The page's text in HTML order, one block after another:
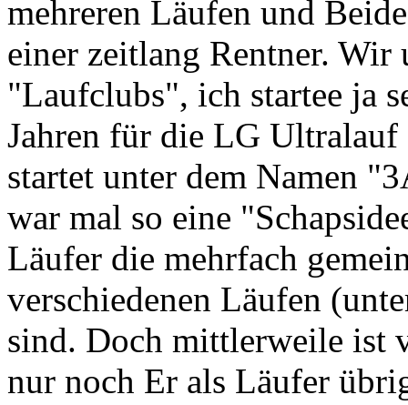
mehreren Läufen und
einer zeitlang Rentner. Wir
"Laufclubs", ich startee ja
Jahren für die LG
startet unter dem Namen
war mal so eine
Läufer die mehrfach
verschiedenen Läufen
sind. Doch mittlerweile ist
nur noch Er als Läufer